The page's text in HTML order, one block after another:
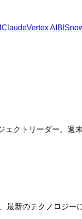
ClaudeVertex AI BI
新のテクノロジー